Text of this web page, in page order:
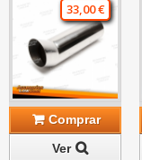
33,00 €
Comprar
Ver